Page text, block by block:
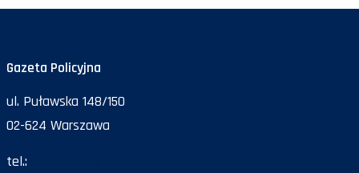
Gazeta Policyjna
ul. Puławska 148/150
02-624 Warszawa
tel.: